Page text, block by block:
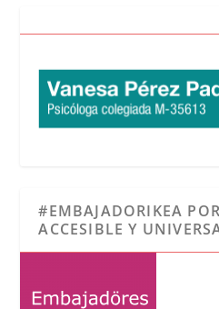
#EMBAJADORIKEA
ACCESIBLE Y